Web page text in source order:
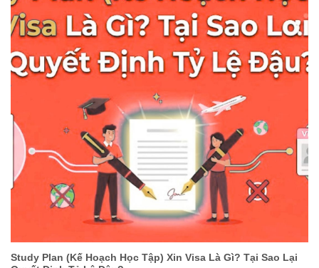
Study Plan (Kế Hoạch Học Tập) Xin Visa Là Gì? Tại Sao Lại